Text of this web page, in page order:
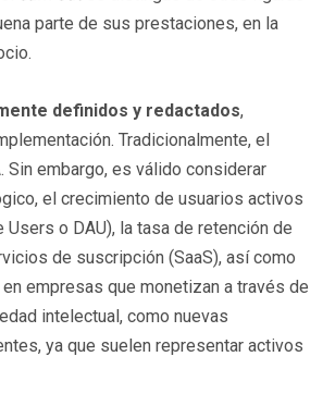
parte de sus prestaciones, en la
definidos y redactados,
Tradicionalmente, el
embargo, es válido considerar
el crecimiento de usuarios activos
o DAU), la tasa de retención de
de suscripción (SaaS), así como
empresas que monetizan a través de
intelectual, como nuevas
ya que suelen representar activos